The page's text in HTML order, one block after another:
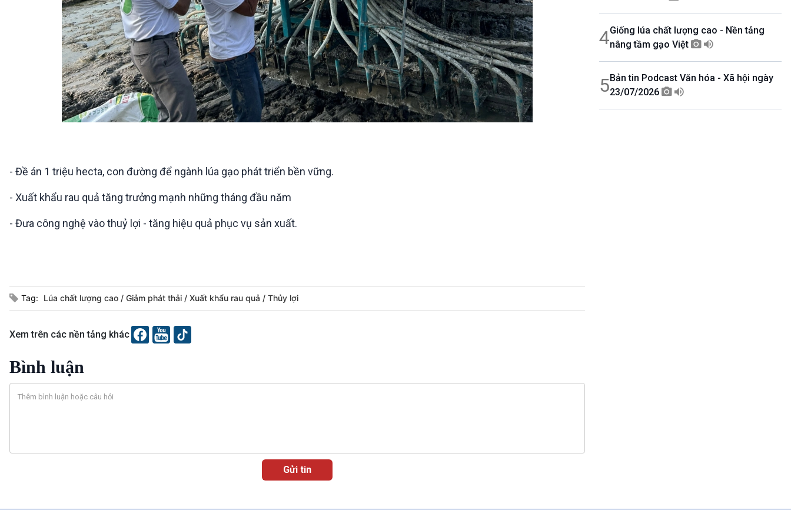
- Đề án 1 triệu hecta, con đường để ngành lúa gạo phát triển bền vững.
- Xuất khẩu rau quả tăng trưởng mạnh những tháng đầu năm
- Đưa công nghệ vào thuỷ lợi - tăng hiệu quả phục vụ sản xuất.
Tag: Lúa chất lượng cao Giảm phát thải Xuất khẩu rau quả Thủy lợi
Xem trên các nền tảng khác
Bình luận
4Giống lúa chất lượng cao - Nền tảng
nâng tầm gạo Việt
5Bản tin Podcast Văn hóa - Xã hội ngày
23/07/2026